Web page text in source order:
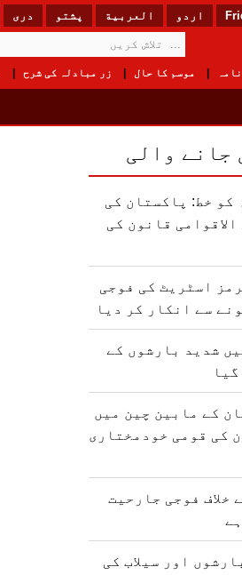
دری پشتو العربیة اردو
زر مبادلہ کی شرح موسم کا حال
جانے والی
کو خط: پاکستان کی
قانون کی
اسٹریٹ کی فوجی
سے انکار کر دیا
شدید بارشوں کے
کے مابین چین میں
کی قومی خودمختاری
خلاف فوجی جارحیت
اور سیلاب کی